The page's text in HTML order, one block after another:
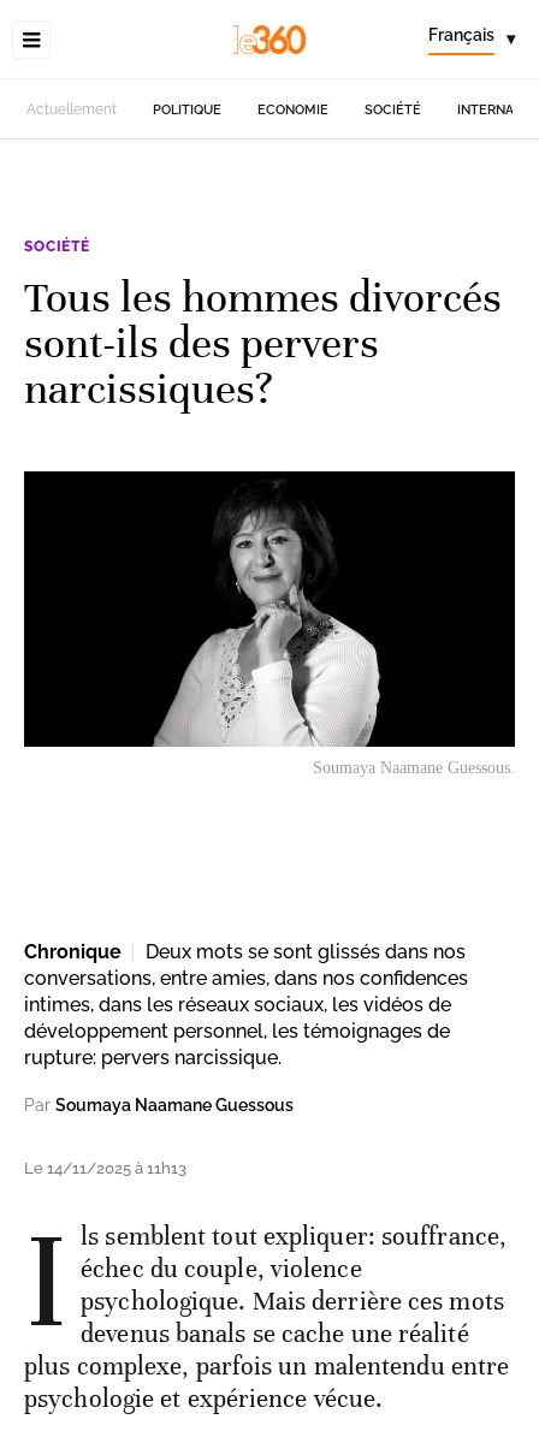
Français ▾
Actuellement POLITIQUE ECONOMIE SOCIÉTÉ
SOCIÉTÉ
Tous les hommes divorcés
sont-ils des pervers
narcissiques?
Soumaya Naamane Guessous.
Chronique
Deux mots se sont glissés dans nos
conversations, entre amies, dans nos confidences
intimes, dans les réseaux sociaux, les vidéos de
développement personnel, les témoignages de
rupture: pervers narcissique.
Par Soumaya Naamane Guessous
Le 14/11/2025 à 11h13
I ls semblent tout expliquer: souffrance,
échec du couple, violence
psychologique. Mais derrière ces mots
devenus banals se cache une réalité
plus complexe, parfois un malentendu entre
psychologie et expérience vécue.